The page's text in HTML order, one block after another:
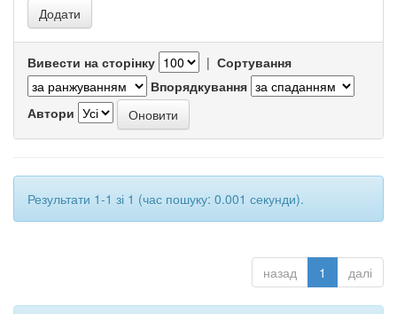
Вивести на сторінку | Сортування
Впорядкування
Автори
Результати 1-1 зі 1 (час пошуку: 0.001 секунди).
назад 1 далі